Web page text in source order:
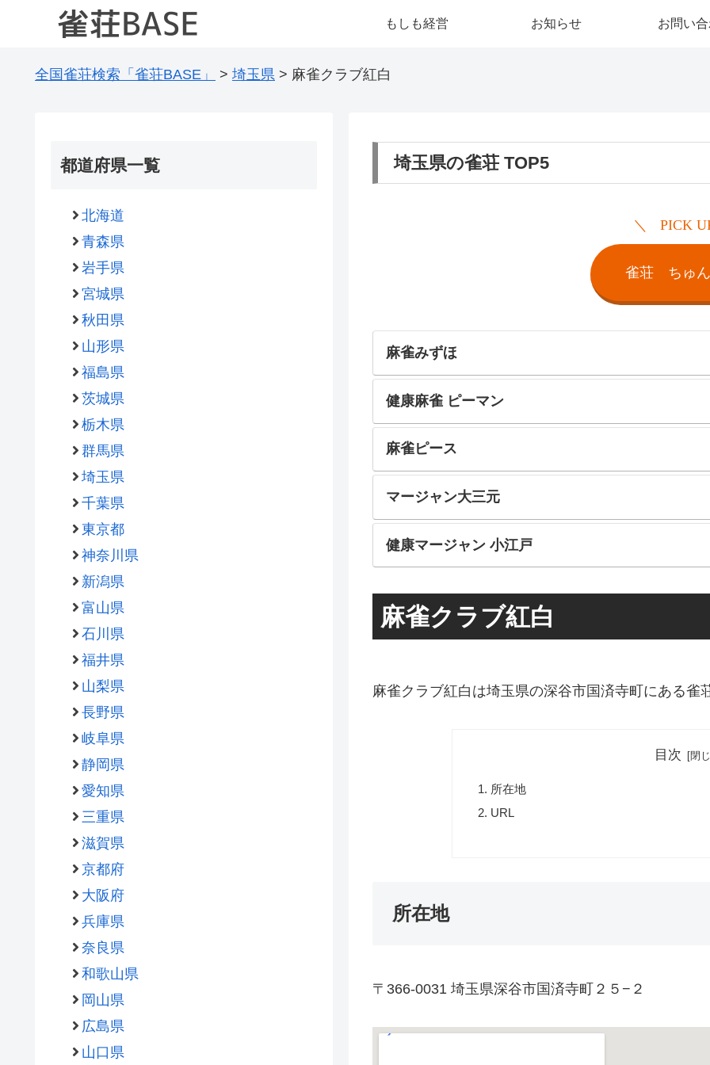
もしも経営 お知らせ お問い
全国雀荘検索「雀荘BASE」 > 埼玉県 > 麻雀クラブ紅白
埼玉県の雀荘 TOP5
PICK
雀荘 ちゅ
麻雀みずほ
健康麻雀 ピーマン
麻雀ピース
マージャン大三元
健康マージャン 小江戸
麻雀クラブ紅白
麻雀クラブ紅白は埼玉県の深谷市国済寺町にある雀
目次
所在地
URL
所在地
〒366-0031 埼玉県深谷市国済寺町２５−２
都道府県一覧
北海道
青森県
岩手県
宮城県
秋田県
山形県
福島県
茨城県
栃木県
群馬県
埼玉県
千葉県
東京都
神奈川県
新潟県
富山県
石川県
福井県
山梨県
長野県
岐阜県
静岡県
愛知県
三重県
滋賀県
京都府
大阪府
兵庫県
奈良県
和歌山県
岡山県
広島県
山口県